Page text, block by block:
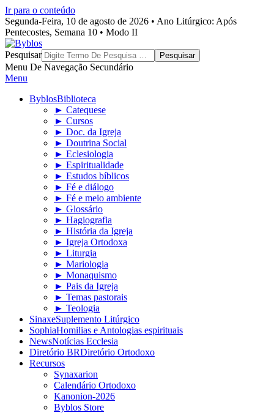
Ir para o conteúdo
Segunda-Feira, 10 de agosto de 2026 • Ano Litúrgico: Após
Pentecostes, Semana 10 • Modo II
Byblos
Pesquisar
Menu De Navegação Secundário
Menu
ByblosBiblioteca
► Catequese
► Cursos
► Doc. da Igreja
► Doutrina Social
► Eclesiologia
► Espiritualidade
► Estudos bíblicos
► Fé e diálogo
► Fé e meio ambiente
► Glossário
► Hagiografia
► História da Igreja
► Igreja Ortodoxa
► Liturgia
► Mariologia
► Monaquismo
► Pais da Igreja
► Temas pastorais
► Teologia
SinaxeSuplemento Litúrgico
SophiaHomilias e Antologias espirituais
NewsNotícias Ecclesia
Diretório BRDiretório Ortodoxo
Recursos
Synaxarion
Calendário Ortodoxo
Kanonion-2026
Byblos Store